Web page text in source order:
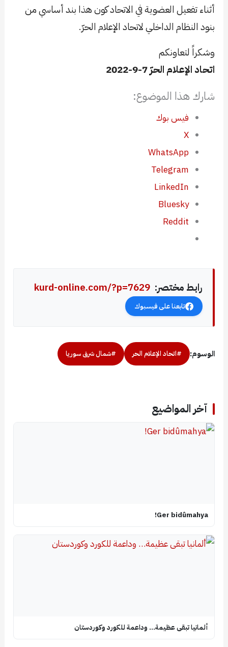
أثناء تفعيل العضوية في الاتحاد كون هذا بند أساسي من
بنود النظام الداخلي لاتحاد الإعلام الحرّ.
وشكراً لتعاونكم
اتحاد الإعلام الحرّ 7-9-2022
شارك هذا الموضوع:
فيس بوك
X
WhatsApp
Telegram
LinkedIn
Bluesky
Reddit
رابط مختصر: kurd-online.com/?p=7629
تابعنا على فيسبوك
الوسوم: #اتحاد الإعلام الحر #شمال شرق سوريا
آخر المواضيع
Ger bidûmahya!
ألمانيا تبقى عظيمة… وداعمة للكورد وكوردستان